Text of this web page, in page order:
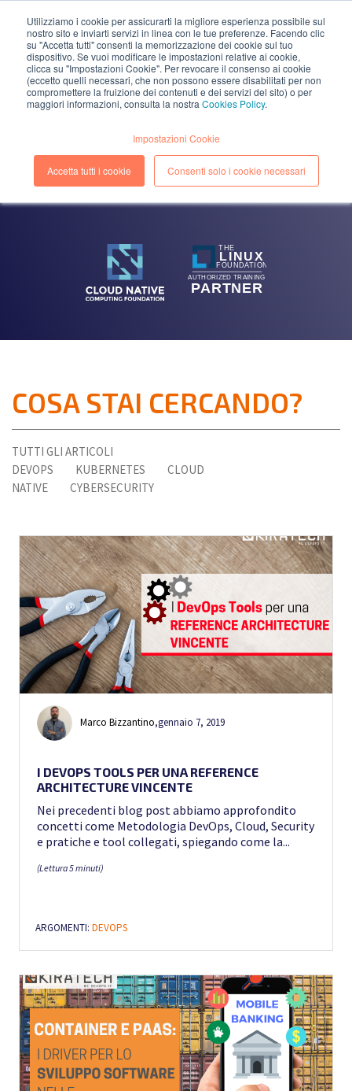
Utilizziamo i cookie per assicurarti la migliore esperienza possibile sul
nostro sito e inviarti servizi in linea con le tue preferenze. Facendo clic
su "Accetta tutti" consenti la memorizzazione dei cookie sul tuo
dispositivo. Se vuoi modificare le impostazioni relative ai cookie,
clicca su "Impostazioni Cookie". Per revocare il consenso ai cookie
(eccetto quelli necessari, che non possono essere disabilitati per non
compromettere la fruizione dei contenuti e dei servizi del sito) o per
maggiori informazioni, consulta la nostra Cookies Policy.
Impostazioni Cookie
Accetta tutti i cookie Consenti solo i cookie necessari
EN IT
BLOG
Security per affinare le tue conoscenze sulla Digital
Transformation.
COSA STAI CERCANDO?
TUTTI GLI ARTICOLI
DEVOPS
KUBERNETES
CLOUD
NATIVE
CYBERSECURITY
Marco Bizzantino,gennaio 7, 2019
I DEVOPS TOOLS PER UNA REFERENCE
ARCHITECTURE VINCENTE
Nei precedenti blog post abbiamo approfondito
concetti come Metodologia DevOps, Cloud, Security
e pratiche e tool collegati, spiegando come la...
(Lettura 5 minuti)
ARGOMENTI: DEVOPS